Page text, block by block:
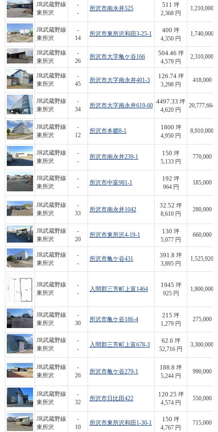
JR武蔵野線
東所沢
-
-
所沢市南永井525
511 坪
2,368 円
1,210,000
JR武蔵野線
東所沢
-
14
所沢市東所沢和田3-25-1
400 坪
4,350 円
1,740,000
JR武蔵野線
東所沢
-
26
所沢市大字亀ケ谷166
504.46 坪
4,579 円
2,310,000
JR武蔵野線
東所沢
-
45
所沢市大字南永井401-3
126.74坪
3,298 円
418,000
JR武蔵野線
東所沢
-
34
所沢市大字南永井619-60
4497.33 坪
4,620 円
20,777,664
JR武蔵野線
東所沢
-
12
所沢市本郷8-1
1800 坪
4,950 円
8,910,000
JR武蔵野線
東所沢
-
-
所沢市南永井239-1
150 坪
5,133 円
770,000
JR武蔵野線
東所沢
-
-
所沢市中富981-1
192 坪
964 円
185,000
JR武蔵野線
東所沢
-
33
所沢市南永井1042
32.52 坪
8,610 円
280,000
JR武蔵野線
東所沢
-
20
所沢市東所沢4-19-1
130 坪
5,077 円
660,000
JR武蔵野線
東所沢
-
-
所沢市亀ケ谷431
391.8 坪
3,895 円
1,525,920
JR武蔵野線
東所沢
-
-
入間郡三芳町上富1464
1945 坪
925 円
1,800,000
JR武蔵野線
東所沢
-
30
所沢市亀ケ谷186-4
215 坪
1,279 円
275,000
JR武蔵野線
東所沢
-
-
入間郡三芳町上富678-3
62.6 坪
52,716 円
3,300,000
JR武蔵野線
東所沢
-
26
所沢市亀ケ谷279-1
188.8 坪
5,244 円
990,000
JR武蔵野線
東所沢
-
32
所沢市日比田422
120.25 坪
4,574 円
550,000
JR武蔵野線
東所沢
-
10
所沢市東所沢和田1-30-1
150 坪
4,767 円
715,000